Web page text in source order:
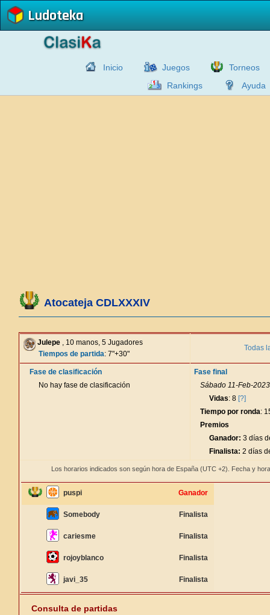
Ludoteka
Inicio Juegos
Torneos
Rankings
Ayuda
Atocateja CDLXXXIV
Julepe , 10 manos, 5 Jugadores
Tiempos de partida: 7"+30"
Todas
Fase de clasificación
No hay fase de clasificación
Fase final
Sábado 11-Feb-
Vidas: 8 [?]
Tiempo por ronda:
Premios
Ganador: 3 días
Finalista: 2 días
Los horarios indicados son según hora de España (UTC +2). Fecha y
puspi Ganador
Somebody Finalista
cariesme Finalista
rojoyblanco Finalista
javi_35 Finalista
Consulta de partidas